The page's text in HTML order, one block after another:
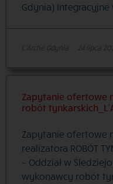
Gdynia) Integracyjne
L'Arche Gdynia 24 lipca
Zapytanie ofertowe
robót
Zapytanie ofertowe
realizatora ROBÓT
– Oddział w
wykonawcy robót